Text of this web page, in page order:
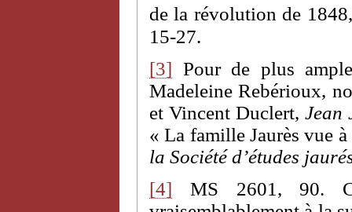
de la révolution de
15-27.
[3] Pour de plus
Madeleine Rebérioux,
et Vincent Duclert,Jean
« La famille Jaurès vue
la Société d’études
[4] MS 2601, 90.